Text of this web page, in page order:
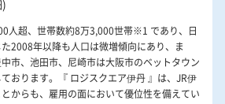
人超、世帯数約8万3,000世帯※1 であり、日
2008年以降も人口は微増傾向にあり、ま
市、池田市、尼崎市は大阪市のベットタウン
おります。『 ロジスクエア伊丹 』は、JR伊
からも、雇用の面において優位性を備えてい